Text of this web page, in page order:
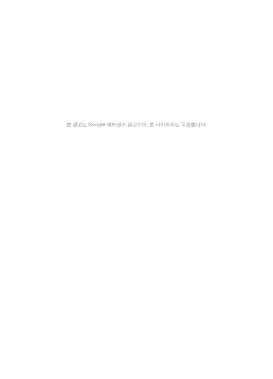
본 광고는 Google 애드센스 광고이며, 본 사이트와는 무관합니다.